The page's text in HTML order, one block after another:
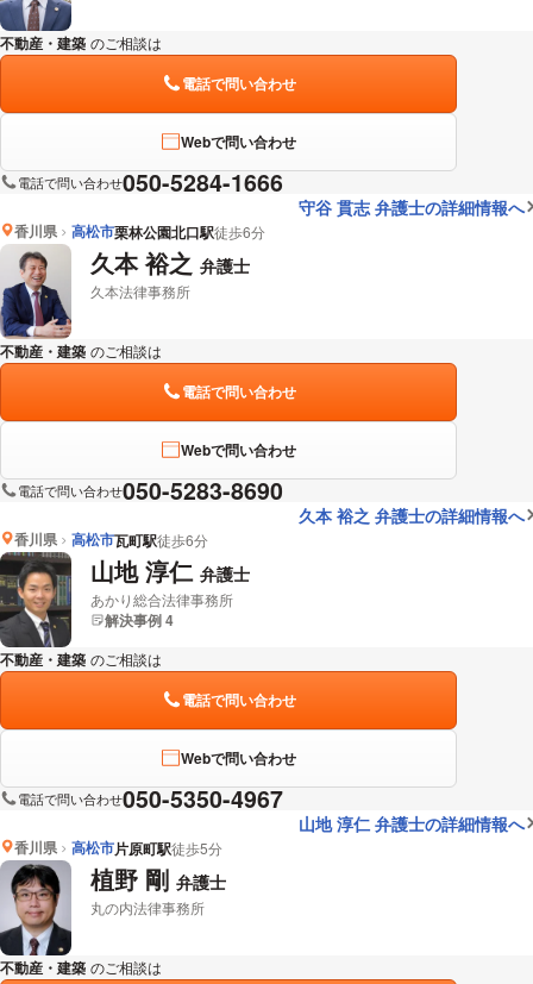
不動産・建築 のご相談は
電話で問い合わせ
Webで問い合わせ
電話で問い合わせ050-5284-1666
守谷 貫志 弁護士の詳細情報へ
香川県 高松市栗林公園北口駅徒歩6分
久本 裕之 弁護士
久本法律事務所
不動産・建築 のご相談は
電話で問い合わせ
Webで問い合わせ
電話で問い合わせ050-5283-8690
久本 裕之 弁護士の詳細情報へ
香川県 高松市瓦町駅徒歩6分
山地 淳仁 弁護士
あかり総合法律事務所
解決事例 4
不動産・建築 のご相談は
電話で問い合わせ
Webで問い合わせ
電話で問い合わせ050-5350-4967
山地 淳仁 弁護士の詳細情報へ
香川県 高松市片原町駅徒歩5分
植野 剛 弁護士
丸の内法律事務所
不動産・建築 のご相談は